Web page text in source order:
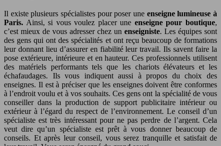
Il existe plusieurs spécialistes pour poser une enseigne lumineuse à
Paris. Ainsi, si vous voulez placer une enseigne pour boutique,
c’est mieux de vous adresser chez un enseigniste. Les équipes sont
des gens qui ont des spécialités et ont reçu beaucoup de formations
leur donnant lieu d’assurer en fiabilité leur travail. Ils savent faire la
pose extérieure, intérieure et en hauteur. Ces professionnels utilisent
des matériels performants tels que les chariots élévateurs et les
échafaudages. Ils vous indiquent aussi à propos du choix des
enseignes. Il est à préciser que les enseignes doivent être conformes
à l’endroit voulu et à vos souhaits. Ces gens ont la spécialité de vous
conseiller dans la production de support publicitaire intérieur ou
extérieur à l’égard du respect de l’environnement. Le conseil d’un
spécialiste est très intéressant pour ne pas perdre de l’argent. Cela
veut dire qu’un spécialiste est prêt à vous donner beaucoup de
conseils. Et après leur conseil, vous serez tranquille et satisfait de